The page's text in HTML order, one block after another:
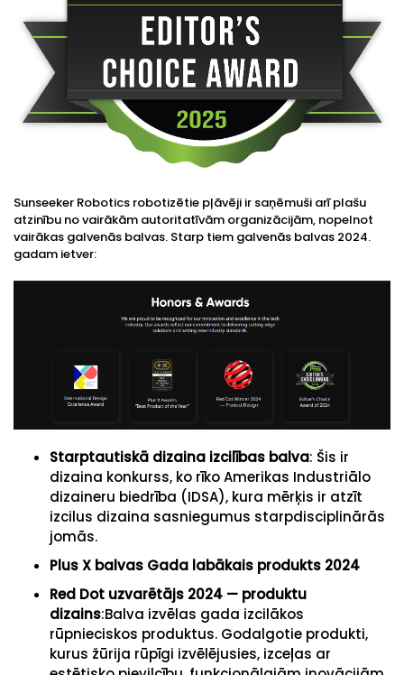
Sunseeker Robotics robotizētie pļāvēji ir saņēmuši arī plašu
atzinību no vairākām autoritatīvām organizācijām, nopelnot
vairākas galvenās balvas. Starp tiem galvenās balvas 2024.
gadam ietver:
Starptautiskā dizaina izcilības balva: Šis ir
dizaina konkurss, ko rīko Amerikas Industriālo
dizaineru biedrība (IDSA), kura mērķis ir atzīt
izcilus dizaina sasniegumus starpdisciplinārās
jomās.
Plus X balvas Gada labākais produkts 2024
Red Dot uzvarētājs 2024 — produktu
dizains:Balva izvēlas gada izcilākos
rūpnieciskos produktus. Godalgotie produkti,
kurus žūrija rūpīgi izvēlējusies, izceļas ar